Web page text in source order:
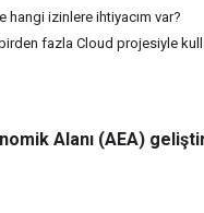
hangi izinlere ihtiyacım var?
birden fazla Cloud projesiyle
Alanı (AEA)